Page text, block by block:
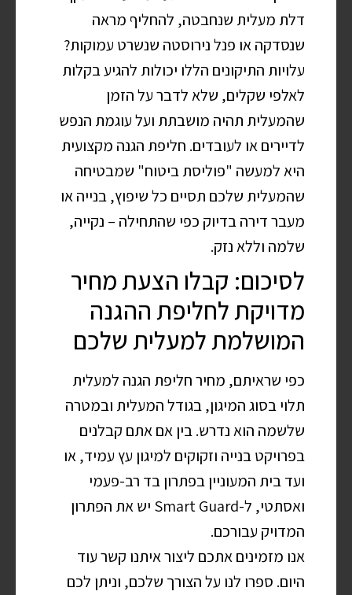
דלת מעלית שנחבטה, להחליף מראה
שנסדקה או פנל נירוסטה שנשרט עמוקות?
עלויות התיקונים הללו יכולות להגיע בקלות
לאלפי שקלים, שלא לדבר על הזמן
שהמעלית תהיה מושבתת ועל עוגמת הנפש
לדיירים או לעובדים. חליפת הגנה מקצועית
היא למעשה "פוליסת ביטוח" שמבטיחה
שהמעלית שלכם תסיים כל שיפוץ, בנייה או
מעבר דירה בדיוק כפי שהתחילה – נקייה,
שלמה וללא נזק.
לסיכום: קבלו הצעת מחיר
מדויקת לחליפת ההגנה
המושלמת למעלית שלכם
כפי שראיתם, מחיר חליפת הגנה למעלית
תלוי בסוג המיגון, בגודל המעלית ובמטרה
שלשמה הוא נדרש. בין אם אתם קבלנים
בפרויקט בנייה וזקוקים למיגון עץ עמיד, או
ועד בית המעוניין בפתרון בד רב-פעמי
ואסתטי, ל-Smart Guard יש את הפתרון
המדויק עבורכם.
אנו מזמינים אתכם ליצור איתנו קשר עוד
היום. ספרו לנו על הצורך שלכם, וניתן לכם